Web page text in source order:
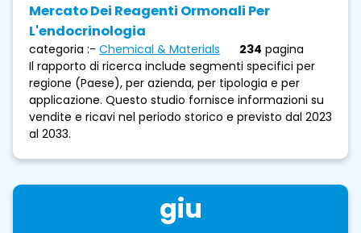
Mercato Dei Reagenti Ormonali Per
L'endocrinologia
categoria :- Chemical & Materials 234 pagina
Il rapporto di ricerca include segmenti specifici per
regione (Paese), per azienda, per tipologia e per
applicazione. Questo studio fornisce informazioni su
vendite e ricavi nel periodo storico e previsto dal 2023
al 2033.
giu